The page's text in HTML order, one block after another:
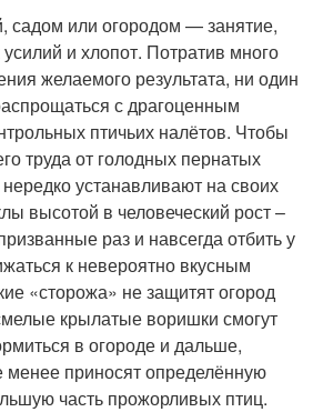
садом или огородом — занятие,
и хлопот. Потратив много
желаемого результата, ни один
с драгоценным
птичьих налётов. Чтобы
труда от голодных пернатых
устанавливают на своих
высотой в человеческий рост –
раз и навсегда отбить у
к невероятно вкусным
«сторожа» не защитят огород
крылатые воришки смогут
в огороде и дальше,
менее приносят определённую
часть прожорливых птиц.